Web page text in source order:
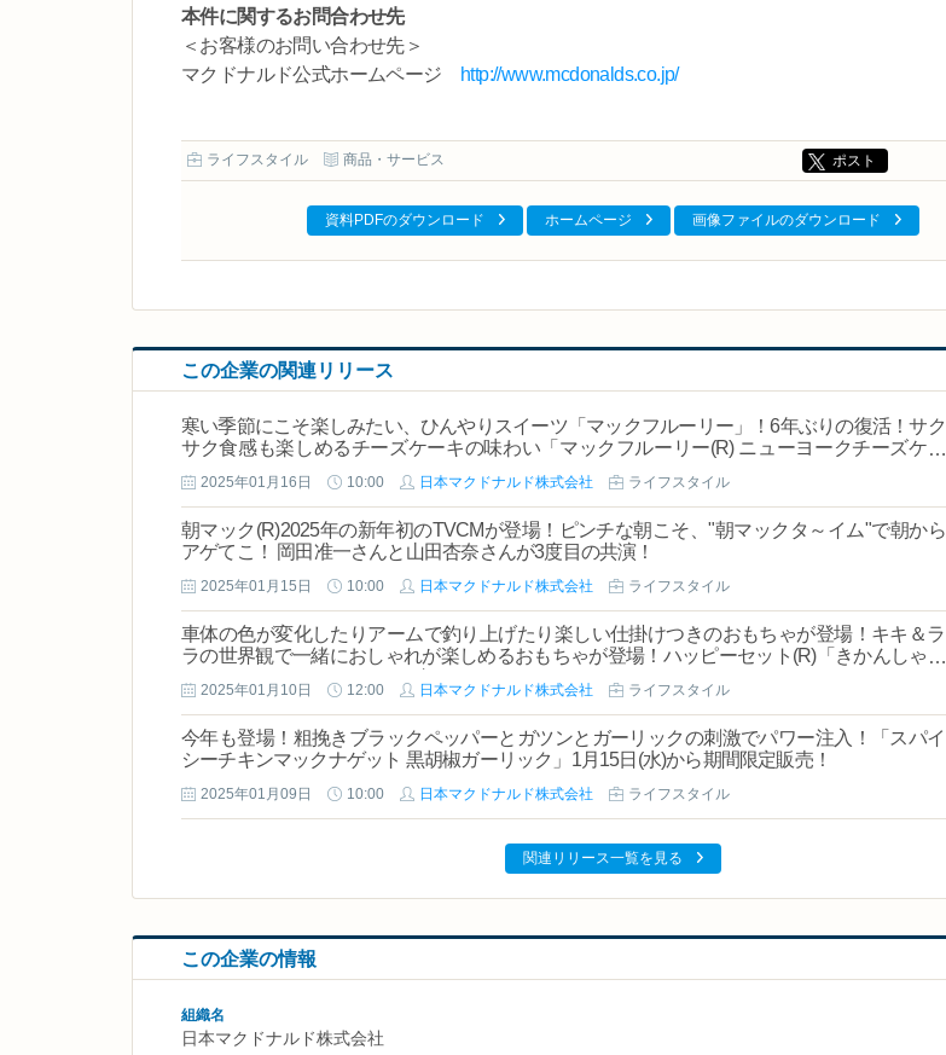
本件に関するお問合わせ先
＜お客様のお問い合わせ先＞
マクドナルド公式ホームページ
http://www.mcdonalds.co.jp/
ライフスタイル 商品・サービス ポスト
資料PDFのダウンロード ホームページ 画像ファイルのダウンロード
この企業の関連リリース
寒い季節にこそ楽しみたい、ひんやりスイーツ「マックフルーリー」！6年ぶりの復活！サク
サク食感も楽しめるチーズケーキの味わい「マックフルーリー(R) ニューヨークチーズケー
2025年01月16日 10:00 日本マクドナルド株式会社 ライフスタイル
朝マック(R)2025年の新年初のTVCMが登場！ピンチな朝こそ、"朝マックタ～イム"で朝から
アゲてこ！ 岡田准一さんと山田杏奈さんが3度目の共演！
2025年01月15日 10:00 日本マクドナルド株式会社 ライフスタイル
車体の色が変化したりアームで釣り上げたり楽しい仕掛けつきのおもちゃが登場！キキ＆ラ
ラの世界観で一緒におしゃれが楽しめるおもちゃが登場！ハッピーセット(R)「きかんしゃト
2025年01月10日 12:00 日本マクドナルド株式会社 ライフスタイル
今年も登場！粗挽きブラックペッパーとガツンとガーリックの刺激でパワー注入！「スパイ
シーチキンマックナゲット 黒胡椒ガーリック」1月15日(水)から期間限定販売！
2025年01月09日 10:00 日本マクドナルド株式会社 ライフスタイル
関連リリース一覧を見る
この企業の情報
組織名
日本マクドナルド株式会社